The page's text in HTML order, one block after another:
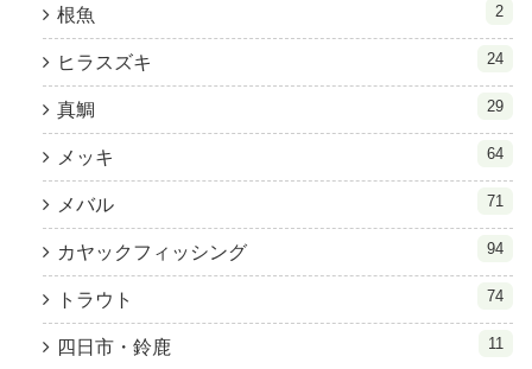
根魚 2
ヒラスズキ 24
真鯛 29
メッキ 64
メバル 71
カヤックフィッシング 94
トラウト 74
四日市・鈴鹿 11